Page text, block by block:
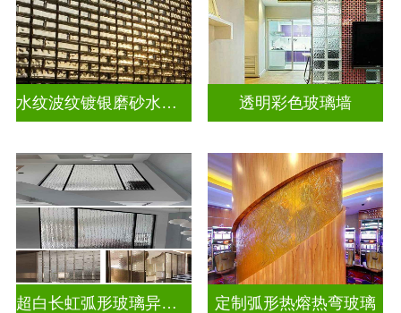
水纹波纹镀银磨砂水晶砖 透明彩色玻璃墙
超白长虹弧形玻璃异形弧形玻璃 定制弧形热熔热弯玻璃